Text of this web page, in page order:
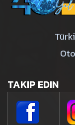
TAKIP EDIN